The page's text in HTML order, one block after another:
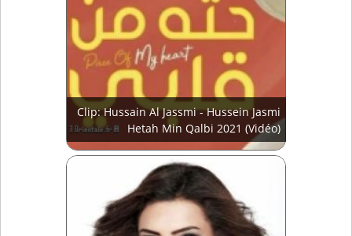
Clip: Hussain Al Jassmi - Hussein Jasmi
Hetah Min Qalbi 2021 (Vidéo)